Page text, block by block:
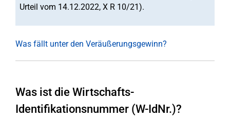
Urteil vom 14.12.2022, X R 10/21).
Was fällt unter den Veräußerungsgewinn?
Was ist die Wirtschafts-
Identifikationsnummer (W-IdNr.)?